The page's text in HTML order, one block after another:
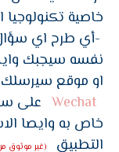
خاصية تكنولوجيا
-أي طرح اي
نفسه سيجبك
او موقع سيرسلك
Wechat على
خاص به وايصا
التطبيق
(غير موثوق